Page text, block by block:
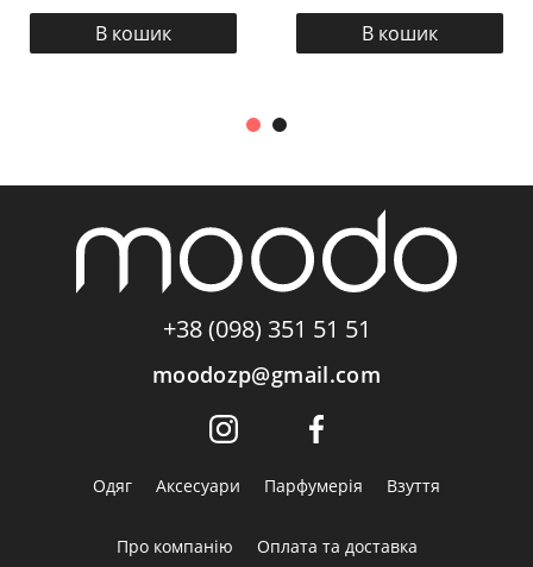
В кошик В кошик
+38 (098) 351 51 51
moodozp@gmail.com
Одяг Аксесуари Парфумерія Взуття
Про компанію Оплата та доставка